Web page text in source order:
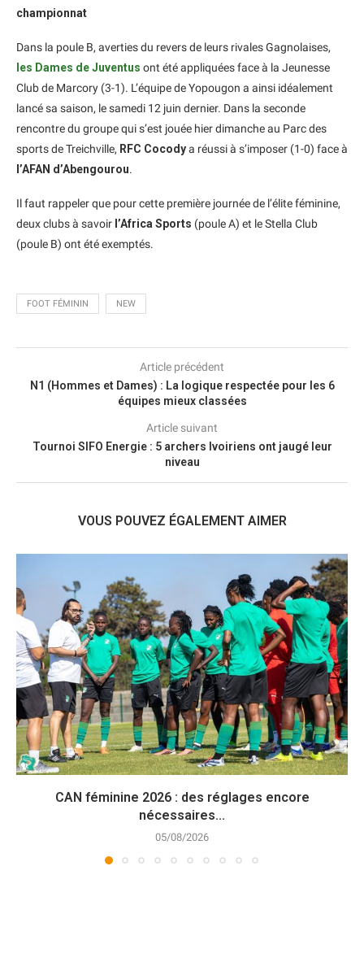
championnat
Dans la poule B, averties du revers de leurs rivales Gagnolaises,
les Dames de Juventus ont été appliquées face à la Jeunesse
Club de Marcory (3-1). L’équipe de Yopougon a ainsi idéalement
lancé sa saison, le samedi 12 juin dernier. Dans la seconde
rencontre du groupe qui s’est jouée hier dimanche au Parc des
sports de Treichville, RFC Cocodya réussi à s’imposer (1-0) face à
l’AFAN d’Abengourou.
Il faut rappeler que pour cette première journée de l’élite féminine,
deux clubs à savoir l’Africa Sports (poule A) et le Stella Club
(poule B) ont été exemptés.
FOOT FÉMININ NEW
Article précédent
N1 (Hommes et Dames) : La logique respectée pour les 6
équipes mieux classées
Article suivant
Tournoi SIFO Energie : 5 archers Ivoiriens ont jaugé leur
niveau
VOUS POUVEZ ÉGALEMENT AIMER
CAN féminine 2026 : des réglages encore
nécessaires...
05/08/2026